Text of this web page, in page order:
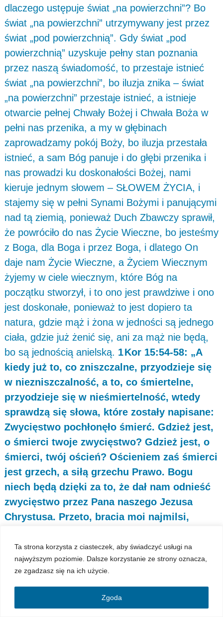
Ta strona korzysta z ciasteczek, aby świadczyć usługi na
najwyższym poziomie. Dalsze korzystanie ze strony oznacza,
ze zgadzasz się na ich użycie.
Zgoda
dlaczego ustępuje świat „na powierzchni”? Bo
świat „na powierzchni” utrzymywany jest przez
świat „pod powierzchnią”. Gdy świat „pod
powierzchnią” uzyskuje pełny stan poznania
przez naszą świadomość, to przestaje istnieć
świat „na powierzchni”, bo iluzja znika – świat
„na powierzchni” przestaje istnieć, a istnieje
otwarcie pełnej Chwały Bożej i Chwała Boża w
pełni nas przenika, a my w głębinach
zaprowadzamy pokój Boży, bo iluzja przestała
istnieć, a sam Bóg panuje i do głębi przenika i
nas prowadzi ku doskonałości Bożej, nami
kieruje jednym słowem – SŁOWEM ŻYCIA, i
stajemy się w pełni Synami Bożymi i panującymi
nad tą ziemią, ponieważ Duch Zbawczy sprawił,
że powróciło do nas Życie Wieczne, bo jesteśmy
z Boga, dla Boga i przez Boga, i dlatego On
daje nam Życie Wieczne, a Życiem Wiecznym
żyjemy w ciele wiecznym, które Bóg na
początku stworzył, i to ono jest prawdziwe i ono
jest doskonałe, ponieważ to jest dopiero ta
natura, gdzie mąż i żona w jedności są jednego
ciała, gdzie już żenić się, ani za mąż nie będą,
bo są jednością anielską. 1 Kor 15:54-58: „A
kiedy już to, co zniszczalne, przyodzieje się
w niezniszczalność, a to, co śmiertelne,
przyodzieje się w nieśmiertelność, wtedy
sprawdzą się słowa, które zostały napisane:
Zwycięstwo pochłonęło śmierć. Gdzież jest,
o śmierci twoje zwycięstwo? Gdzież jest, o
śmierci, twój oścień? Ościeniem zaś śmierci
jest grzech, a siłą grzechu Prawo. Bogu
niech będą dzięki za to, że dał nam odnieść
zwycięstwo przez Pana naszego Jezusa
Chrystusa. Przeto, bracia moi najmilsi,
zawsze ofiarnie dziełem Pańskim,
pamiętając, że trud wasz nie pozostaje
daremny w Panu.”
Ireneusz Wojciechowski
5 czerwca, 2026